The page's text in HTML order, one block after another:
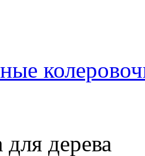
дерева